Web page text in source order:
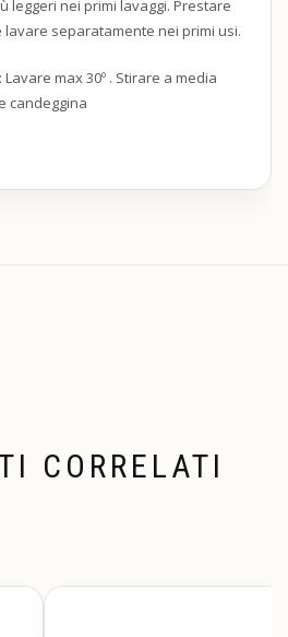
leggeri nei primi lavaggi. Prestare
separatamente nei primi usi.
max 30º ​​. Stirare a media
candeggina
CORRELATI